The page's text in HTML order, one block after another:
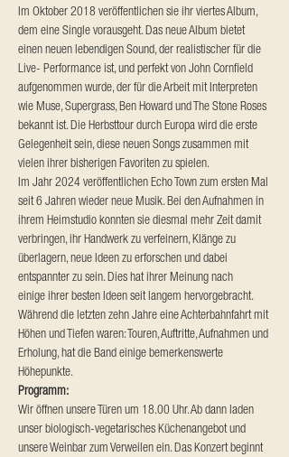
Im Oktober 2018 veröffentlichen sie ihr viertes Album,
dem eine Single vorausgeht. Das neue Album bietet
einen neuen lebendigen Sound, der realistischer für die
Live- Performance ist, und perfekt von John Cornfield
aufgenommen wurde, der für die Arbeit mit Interpreten
wie Muse, Supergrass, Ben Howard und The Stone Roses
bekannt ist. Die Herbsttour durch Europa wird die erste
Gelegenheit sein, diese neuen Songs zusammen mit
vielen ihrer bisherigen Favoriten zu spielen.
Im Jahr 2024 veröffentlichen Echo Town zum ersten Mal
seit 6 Jahren wieder neue Musik. Bei den Aufnahmen in
ihrem Heimstudio konnten sie diesmal mehr Zeit damit
verbringen, ihr Handwerk zu verfeinern, Klänge zu
überlagern, neue Ideen zu erforschen und dabei
entspannter zu sein. Dies hat ihrer Meinung nach
einige ihrer besten Ideen seit langem hervorgebracht.
Während die letzten zehn Jahre eine Achterbahnfahrt mit
Höhen und Tiefen waren: Touren, Auftritte, Aufnahmen und
Erholung, hat die Band einige bemerkenswerte
Höhepunkte.
Programm:
Wir öffnen unsere Türen um 18.00 Uhr. Ab dann laden
unser biologisch-vegetarisches Küchenangebot und
unsere Weinbar zum Verweilen ein. Das Konzert beginnt